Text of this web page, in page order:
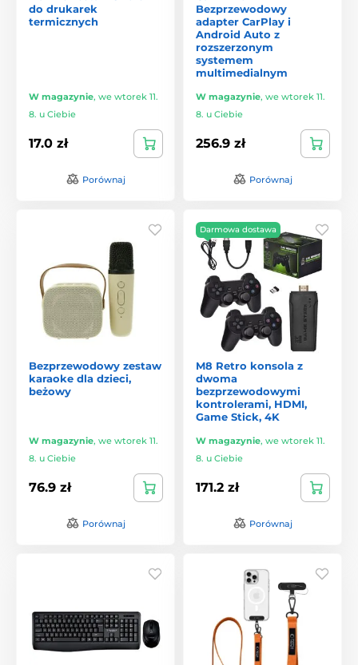
do drukarek
termicznych
W magazynie, we wtorek 11.
8. u Ciebie
17.0 zł
Porównaj
Bezprzewodowy
adapter CarPlay i
Android Auto z
rozszerzonym
systemem
multimedialnym
W magazynie, we wtorek 11.
8. u Ciebie
256.9 zł
Porównaj
Bezprzewodowy zestaw
karaoke dla dzieci,
beżowy
W magazynie, we wtorek 11.
8. u Ciebie
76.9 zł
Porównaj
Darmowa dostawa
M8 Retro konsola z
dwoma
bezprzewodowymi
kontrolerami, HDMI,
Game Stick, 4K
W magazynie, we wtorek 11.
8. u Ciebie
171.2 zł
Porównaj